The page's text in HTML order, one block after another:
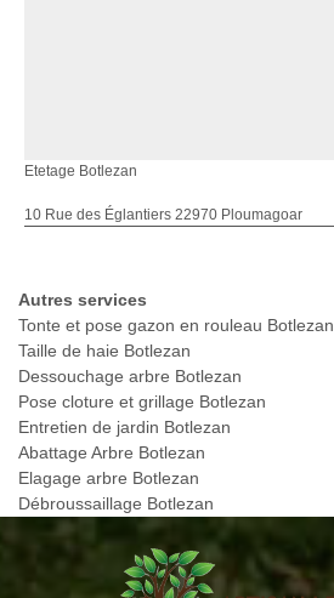
Etetage Botlezan
10 Rue des Églantiers 22970 Ploumagoar
Autres services
Tonte et pose gazon en rouleau Botlezan
Taille de haie Botlezan
Dessouchage arbre Botlezan
Pose cloture et grillage Botlezan
Entretien de jardin Botlezan
Abattage Arbre Botlezan
Elagage arbre Botlezan
Débroussaillage Botlezan